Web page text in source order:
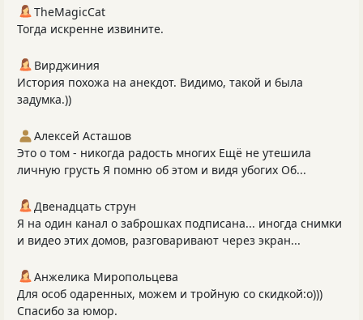
TheMagicCat
Тогда искренне извините.
Вирджиния
История похожа на анекдот. Видимо, такой и была
задумка.))
Алексей Асташов
Это о том - никогда радость многих Ещё не утешила
личную грусть Я помню об этом и видя убогих Об...
Двенадцать струн
Я на один канал о заброшках подписана... иногда снимки
и видео этих домов, разговаривают через экран...
Анжелика Миропольцева
Для особ одаренных, можем и тройную со скидкой:о)))
Спасибо за юмор.